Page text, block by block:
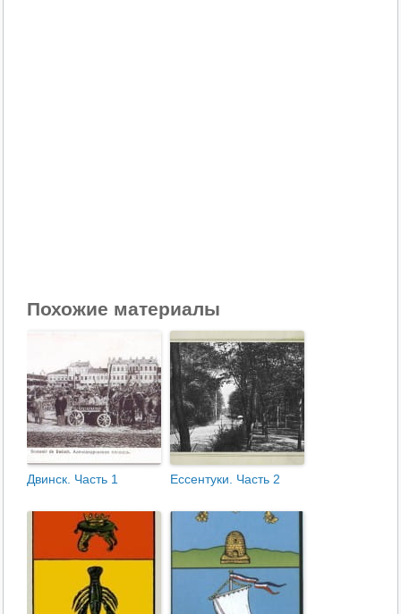
Похожие материалы
Двинск. Часть 1 Ессентуки. Часть 2